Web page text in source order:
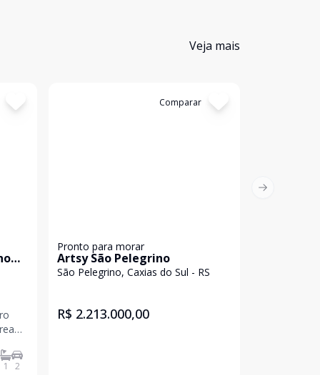
Veja mais
03
1 2
Comparar
Pronto para morar
Artsy São Pelegrino
São Pelegrino, Caxias do Sul - RS
R$ 2.213.000,00
Next slide